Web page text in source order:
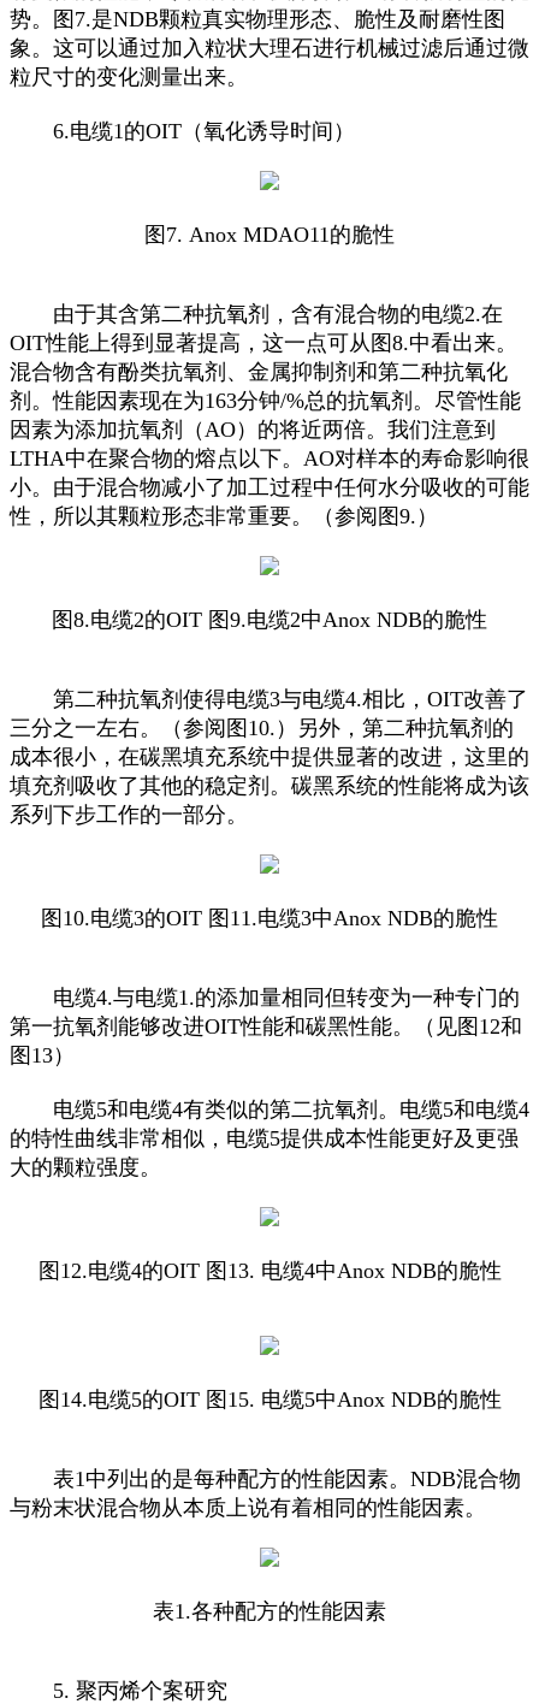
势。图7.是NDB颗粒真实物理形态、脆性及耐磨性图
象。这可以通过加入粒状大理石进行机械过滤后通过微
粒尺寸的变化测量出来。
6.电缆1的OIT（氧化诱导时间）
图7. Anox MDAO11的脆性
由于其含第二种抗氧剂，含有混合物的电缆2.在
OIT性能上得到显著提高，这一点可从图8.中看出来。
混合物含有酚类抗氧剂、金属抑制剂和第二种抗氧化
剂。性能因素现在为163分钟/%总的抗氧剂。尽管性能
因素为添加抗氧剂（AO）的将近两倍。我们注意到
LTHA中在聚合物的熔点以下。AO对样本的寿命影响很
小。由于混合物减小了加工过程中任何水分吸收的可能
性，所以其颗粒形态非常重要。（参阅图9.）
图8.电缆2的OIT 图9.电缆2中Anox NDB的脆性
第二种抗氧剂使得电缆3与电缆4.相比，OIT改善了
三分之一左右。（参阅图10.）另外，第二种抗氧剂的
成本很小，在碳黑填充系统中提供显著的改进，这里的
填充剂吸收了其他的稳定剂。碳黑系统的性能将成为该
系列下步工作的一部分。
图10.电缆3的OIT 图11.电缆3中Anox NDB的脆性
电缆4.与电缆1.的添加量相同但转变为一种专门的
第一抗氧剂能够改进OIT性能和碳黑性能。（见图12和
图13）
电缆5和电缆4有类似的第二抗氧剂。电缆5和电缆4
的特性曲线非常相似，电缆5提供成本性能更好及更强
大的颗粒强度。
图12.电缆4的OIT 图13. 电缆4中Anox NDB的脆性
图14.电缆5的OIT 图15. 电缆5中Anox NDB的脆性
表1中列出的是每种配方的性能因素。NDB混合物
与粉末状混合物从本质上说有着相同的性能因素。
表1.各种配方的性能因素
5. 聚丙烯个案研究